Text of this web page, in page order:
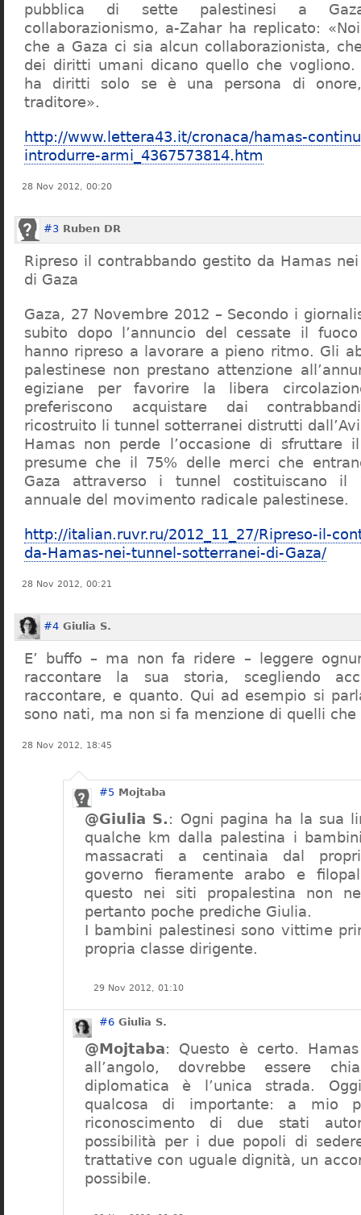
pubblica di sette palestinesi a
collaborazionismo, a-Zahar ha replicato:
che a Gaza ci sia alcun collaborazionista,
dei diritti umani dicano quello che vogliono.
ha diritti solo se è una persona di
traditore».
http://www.lettera43.it/cronaca/hamas-
introdurre-armi_4367573814.htm
28 Nov 2012, 00:20
#3 Ruben DR
Ripreso il contrabbando gestito da Hamas
di Gaza
Gaza, 27 Novembre 2012 – Secondo i
subito dopo l’annuncio del cessate il
hanno ripreso a lavorare a pieno ritmo. Gli
palestinese non prestano attenzione
egiziane per favorire la libera
preferiscono acquistare dai
ricostruito li tunnel sotterranei distrutti
Hamas non perde l’occasione di sfruttare
presume che il 75% delle merci che
Gaza attraverso i tunnel costituiscano il
annuale del movimento radicale palestinese.
http://italian.ruvr.ru/2012_11_27/Ripreso-il-
da-Hamas-nei-tunnel-sotterranei-di-Gaza/
28 Nov 2012, 00:21
#4 Giulia S.
E’ buffo – ma non fa ridere – leggere
raccontare la sua storia, scegliendo
raccontare, e quanto. Qui ad esempio si
sono nati, ma non si fa menzione di quelli
28 Nov 2012, 18:45
#5 Mojtaba
@Giulia S.: Ogni pagina ha la sua
qualche km dalla palestina i
massacrati a centinaia dal
governo fieramente arabo e
questo nei siti propalestina non
pertanto poche prediche Giulia.
I bambini palestinesi sono vittime
propria classe dirigente.
29 Nov 2012, 01:10
#6 Giulia S.
@Mojtaba: Questo è certo.
all’angolo, dovrebbe essere
diplomatica è l’unica strada.
qualcosa di importante: a mio
riconoscimento di due stati
possibilità per i due popoli di
trattative con uguale dignità, un
possibile.